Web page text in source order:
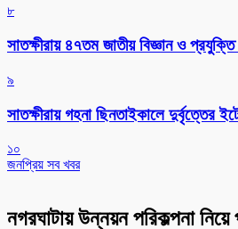
৮
সাতক্ষীরায় ৪৭তম জাতীয় বিজ্ঞান ও
৯
সাতক্ষীরায় গহনা ছিনতাইকালে দুর্বৃত্তের
১০
জনপ্রিয় সব খবর
নগরঘাটায় উন্নয়ন পরিকল্পনা নিয়ে